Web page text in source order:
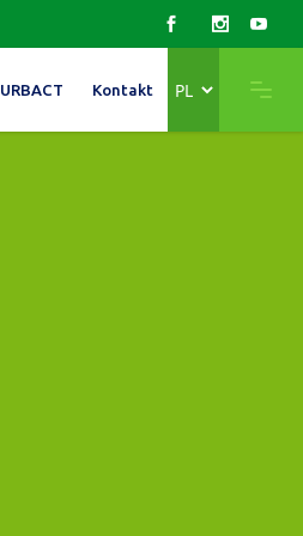
URBACT Kontakt
język